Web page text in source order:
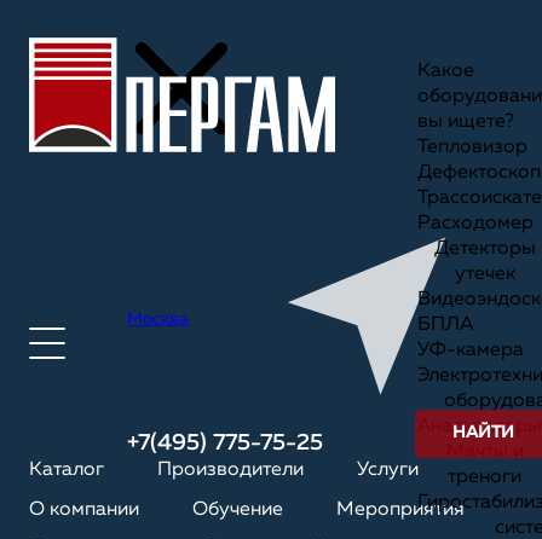
Москва
+7(495) 775-75-25
Каталог Производители Услуги
О компании Обучение Мероприятия
Какое
вы ищете?
Тепловизор
Дефектоскоп
Расходомер
Детекторы
утечек
БПЛА
УФ-камера
Анализаторы
треноги
НАЙТИ